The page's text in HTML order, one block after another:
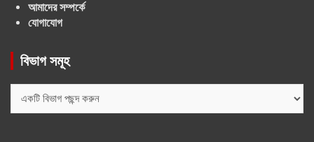
আমাদের সম্পর্কে
যোগাযোগ
বিভাগ সমূহ